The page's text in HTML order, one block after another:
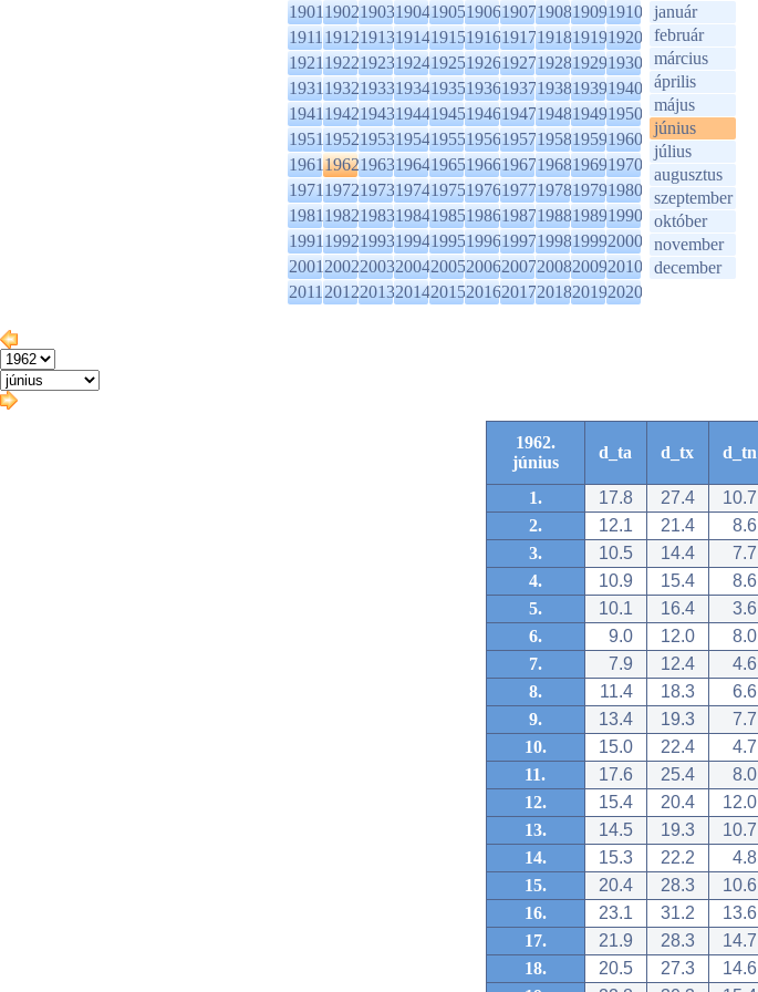
1901190219031904190519061907190819091910
1911191219131914191519161917191819191920
1921192219231924192519261927192819291930
1931193219331934193519361937193819391940
1941194219431944194519461947194819491950
1951195219531954195519561957195819591960
1961196219631964196519661967196819691970
1971197219731974197519761977197819791980
1981198219831984198519861987198819891990
1991199219931994199519961997199819992000
2001200220032004200520062007200820092010
2011201220132014201520162017201820192020
január
február
március
április
május
június
július
augusztus
szeptember
október
november
december
1962.
június
d_ta d_tx d_tn
1. 17.8 27.4 10.7
2.
12.1 21.4 8.6
3.
10.5 14.4 7.7
4.
10.9 15.4 8.6
5.
10.1 16.4 3.6
6.
9.0 12.0 8.0
7.
7.9 12.4 4.6
8.
11.4 18.3 6.6
9.
13.4 19.3 7.7
10.
15.0 22.4 4.7
11.
17.6 25.4 8.0
12.
15.4 20.4 12.0
13.
14.5 19.3 10.7
14.
15.3 22.2 4.8
15.
20.4 28.3 10.6
16.
23.1 31.2 13.6
17.
21.9 28.3 14.7
18.
20.5 27.3 14.6